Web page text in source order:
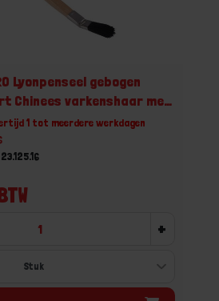
Lyonpenseel gebogen
Chinees varkenshaar met
161 tot meerdere werkdagen
+